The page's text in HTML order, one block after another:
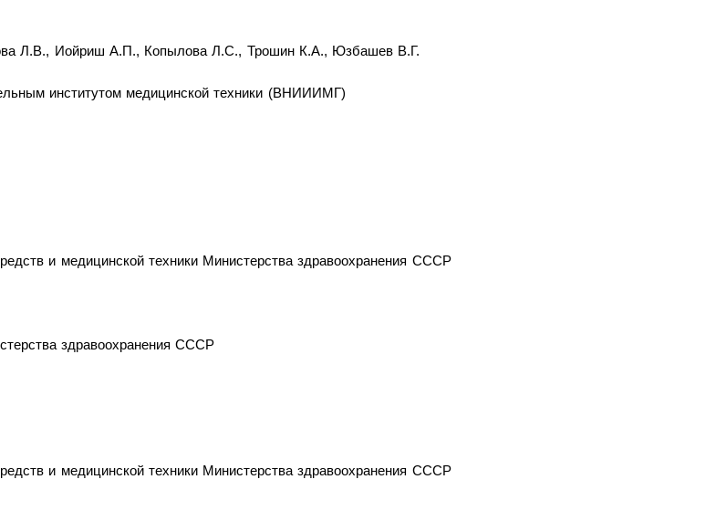
Л.В., Иойриш А.П., Копылова Л.С., Трошин К.А., Юзбашев В.Г.
институтом медицинской техники (ВНИИИМГ)
и медицинской техники Министерства здравоохранения СССР
здравоохранения СССР
и медицинской техники Министерства здравоохранения СССР